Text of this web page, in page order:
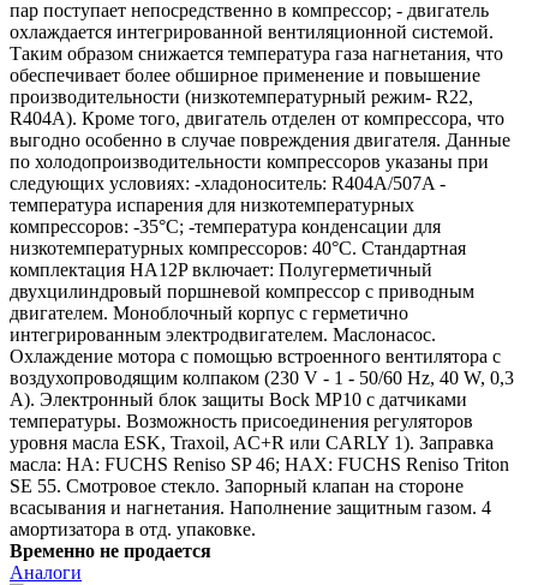
пар поступает непосредственно в компрессор; - двигатель
охлаждается интегрированной вентиляционной системой.
Таким образом снижается температура газа нагнетания, что
обеспечивает более обширное применение и повышение
производительности (низкотемпературный режим- R22,
R404A). Кроме того, двигатель отделен от компрессора, что
выгодно особенно в случае повреждения двигателя. Данные
по холодопроизводительности компрессоров указаны при
следующих условиях: -хладоноситель: R404A/507A -
температура испарения для низкотемпературных
компрессоров: -35°C; -температура конденсации для
низкотемпературных компрессоров: 40°C. Стандартная
комплектация HA12P включает: Полугерметичный
двухцилиндровый поршневой компрессор с приводным
двигателем. Моноблочный корпус с герметично
интегрированным электродвигателем. Маслонасос.
Охлаждение мотора с помощью встроенного вентилятора с
воздухопроводящим колпаком (230 V - 1 - 50/60 Hz, 40 W, 0,3
A). Электронный блок защиты Bock MP10 с датчиками
температуры. Возможность присоединения регуляторов
уровня масла ESK, Traxoil, AC+R или CARLY 1). Заправка
масла: HA: FUCHS Reniso SP 46; HAX: FUCHS Reniso Triton
SE 55. Смотровое стекло. Запорный клапан на стороне
всасывания и нагнетания. Наполнение защитным газом. 4
амортизатора в отд. упаковке.
Временно не продается
Аналоги